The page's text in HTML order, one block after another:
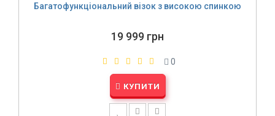
Багатофункціональний візок з високою спинкою
19 999 грн
0
КУПИТИ